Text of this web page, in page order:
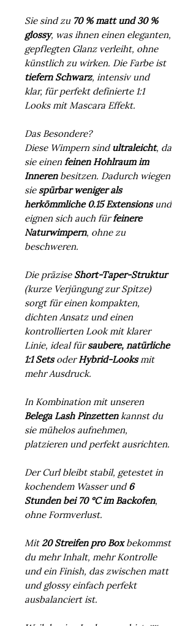
Sie sind zu 70 % matt und 30 %
glossy, was ihnen einen eleganten,
gepflegten Glanz verleiht, ohne
künstlich zu wirken. Die Farbe ist
tiefern Schwarz, intensiv und
klar, für perfekt definierte 1:1
Looks mit Mascara Effekt.
Das Besondere?
Diese Wimpern sindultraleicht, da
sie einenfeinen Hohlraum im
Innerenbesitzen. Dadurch wiegen
siespürbar weniger als
herkömmliche 0.15 Extensionsund
eignen sich auch fürfeinere
Naturwimpern, ohne zu
beschweren.
Die präziseShort-Taper-Struktur
(kurze Verjüngung zur Spitze)
sorgt für einen kompakten,
dichten Ansatz und einen
kontrollierten Look mit klarer
Linie, ideal fürsaubere, natürliche
1:1 SetsoderHybrid-Looksmit
mehr Ausdruck.
In Kombination mit unseren
Belega Lash Pinzettenkannst du
sie mühelos aufnehmen,
platzieren und perfekt ausrichten.
Der Curl bleibt stabil, getestet in
kochendem Wasser und6
Stunden bei 70 °C im Backofen,
ohne Formverlust.
Mit20 Streifen pro Boxbekommst
du mehr Inhalt, mehr Kontrolle
und ein Finish, das zwischen matt
und glossy einfach perfekt
ausbalanciert ist.